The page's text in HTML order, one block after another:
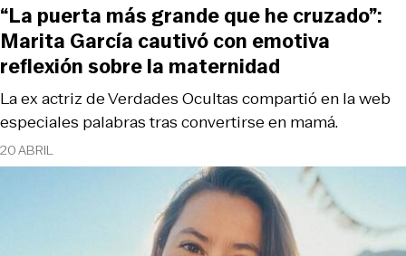
20 ABRIL
La ex actriz de Verdades Ocultas compartió en la web
especiales palabras tras convertirse en mamá.
“La puerta más grande que he cruzado”:
Marita García cautivó con emotiva
reflexión sobre la maternidad